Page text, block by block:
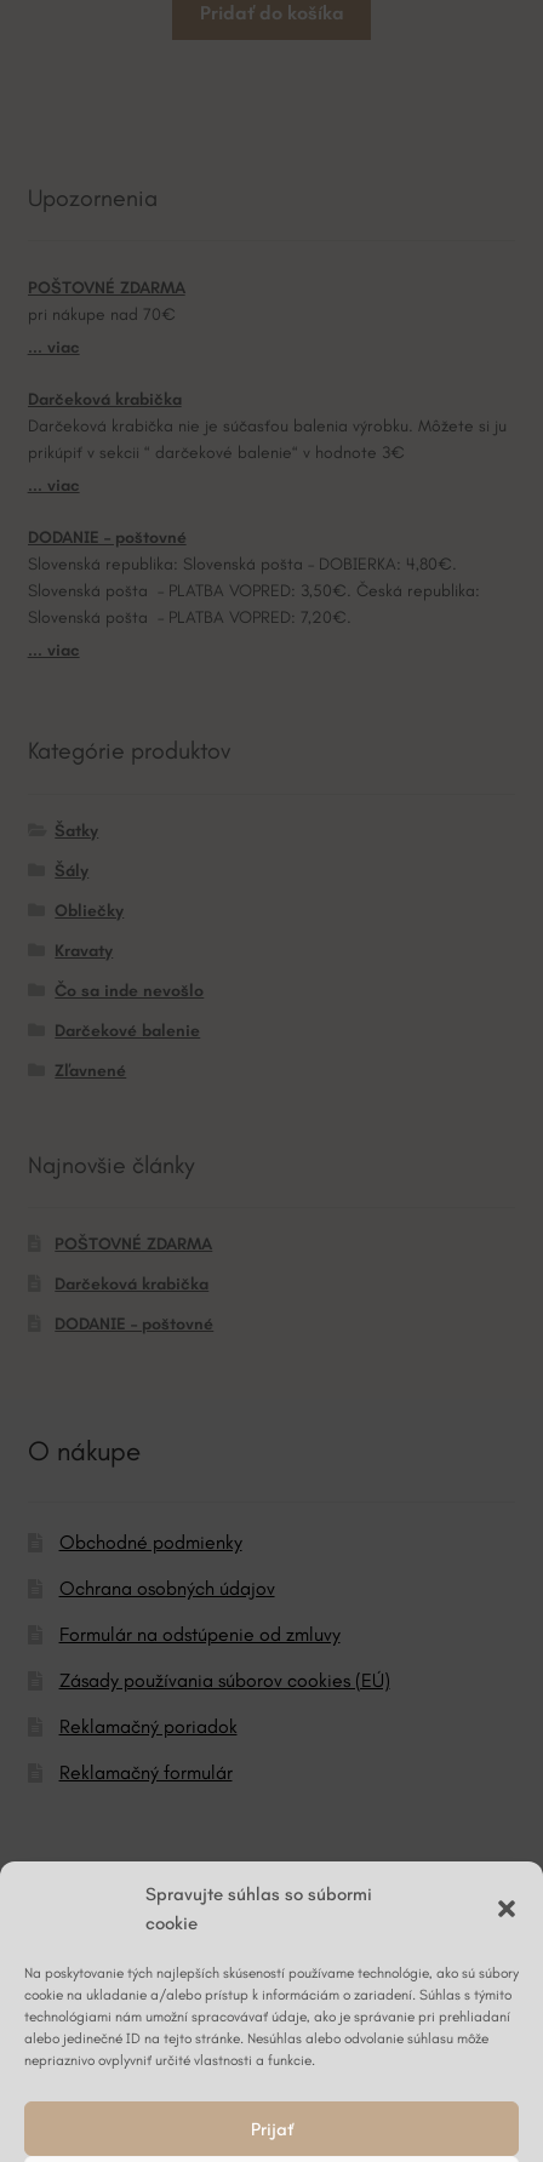
Spravujte súhlas so súbormi
cookie
Na poskytovanie tých najlepších skúseností používame technológie, ako sú súbory
cookie na ukladanie a/alebo prístup k informáciám o zariadení. Súhlas s týmito
technológiami nám umožní spracovávať údaje, ako je správanie pri prehliadaní
alebo jedinečné ID na tejto stránke. Nesúhlas alebo odvolanie súhlasu môže
nepriaznivo ovplyvniť určité vlastnosti a funkcie.
Prijať
Pridať do košíka
Upozornenia
POŠTOVNÉ ZDARMA
pri nákupe nad 70€
... viac
Darčeková krabička
Darčeková krabička nie je súčasťou balenia výrobku. Môžete si ju
prikúpiť v sekcii “ darčekové balenie“ v hodnote 3€
... viac
DODANIE – poštovné
Slovenská republika: Slovenská pošta – DOBIERKA: 4,80€.
Slovenská pošta – PLATBA VOPRED: 3,50€. Česká republika:
Slovenská pošta – PLATBA VOPRED: 7,20€.
... viac
Kategórie produktov
Šatky
Šály
Obliečky
Kravaty
Čo sa inde nevošlo
Darčekové balenie
Zľavnené
Najnovšie články
POŠTOVNÉ ZDARMA
Darčeková krabička
DODANIE – poštovné
O nákupe
Obchodné podmienky
Ochrana osobných údajov
Formulár na odstúpenie od zmluvy
Zásady používania súborov cookies (EÚ)
Reklamačný poriadok
Reklamačný formulár
Napíšte nám